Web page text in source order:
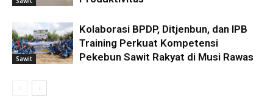
Sawit
Kolaborasi BPDP, Ditjenbun, dan IPB
Training Perkuat Kompetensi
Pekebun Sawit Rakyat di Musi Rawas